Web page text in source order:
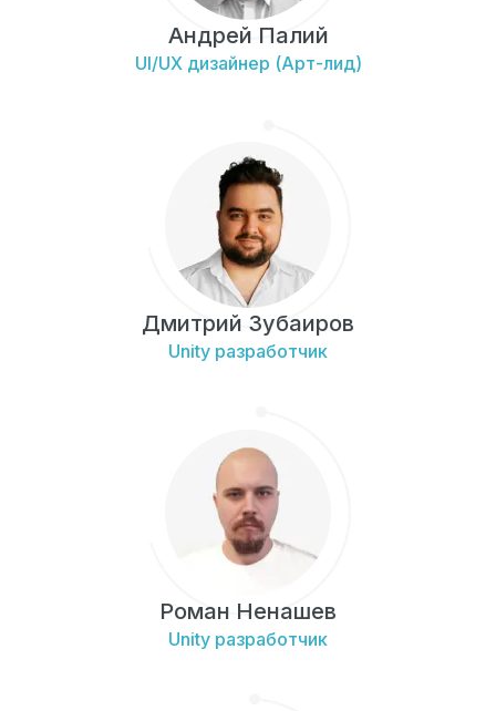
Андрей Палий
UI/UX дизайнер (Арт-лид)
Дмитрий Зубаиров
Unity разработчик
Роман Ненашев
Unity разработчик